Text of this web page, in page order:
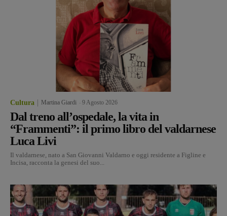
Cultura Martina Giardi 9 Agosto 2026
Dal treno all’ospedale, la vita in
“Frammenti”: il primo libro del valdarnese
Luca Livi
Il valdarnese, nato a San Giovanni Valdarno e oggi residente a Figline e
Incisa, racconta la genesi del suo...